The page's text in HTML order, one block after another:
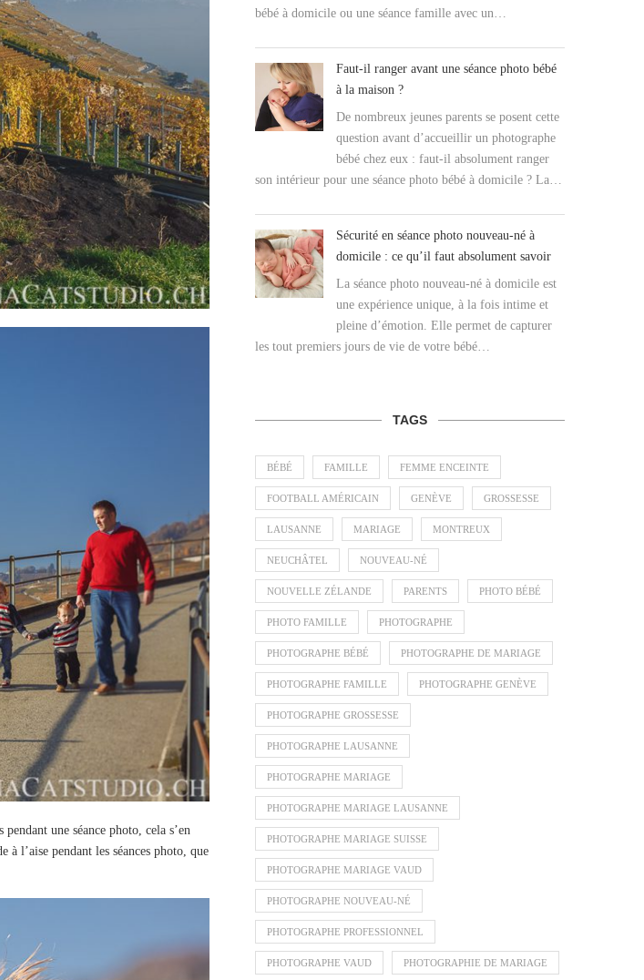
une séance photo, cela s’en
l’aise pendant les séances photo, que
bébé à domicile ou une séance famille avec un…
Faut-il ranger avant une séance photo bébé
à la maison ?
De nombreux jeunes parents se posent cette
question avant d’accueillir un photographe
bébé chez eux : faut-il absolument ranger
son intérieur pour une séance photo bébé à domicile ? La…
Sécurité en séance photo nouveau-né à
domicile : ce qu’il faut absolument savoir
La séance photo nouveau-né à domicile est
une expérience unique, à la fois intime et
pleine d’émotion. Elle permet de capturer
les tout premiers jours de vie de votre bébé…
TAGS
BÉBÉ FAMILLE FEMME ENCEINTE
FOOTBALL AMÉRICAIN GENÈVE GROSSESSE
LAUSANNE MARIAGE MONTREUX
NEUCHÂTEL NOUVEAU-NÉ
NOUVELLE ZÉLANDE PARENTS PHOTO BÉBÉ
PHOTO FAMILLE PHOTOGRAPHE
PHOTOGRAPHE BÉBÉ PHOTOGRAPHE DE MARIAGE
PHOTOGRAPHE FAMILLE PHOTOGRAPHE GENÈVE
PHOTOGRAPHE GROSSESSE
PHOTOGRAPHE LAUSANNE
PHOTOGRAPHE MARIAGE
PHOTOGRAPHE MARIAGE LAUSANNE
PHOTOGRAPHE MARIAGE SUISSE
PHOTOGRAPHE MARIAGE VAUD
PHOTOGRAPHE NOUVEAU-NÉ
PHOTOGRAPHE PROFESSIONNEL
PHOTOGRAPHE VAUD PHOTOGRAPHIE DE MARIAGE